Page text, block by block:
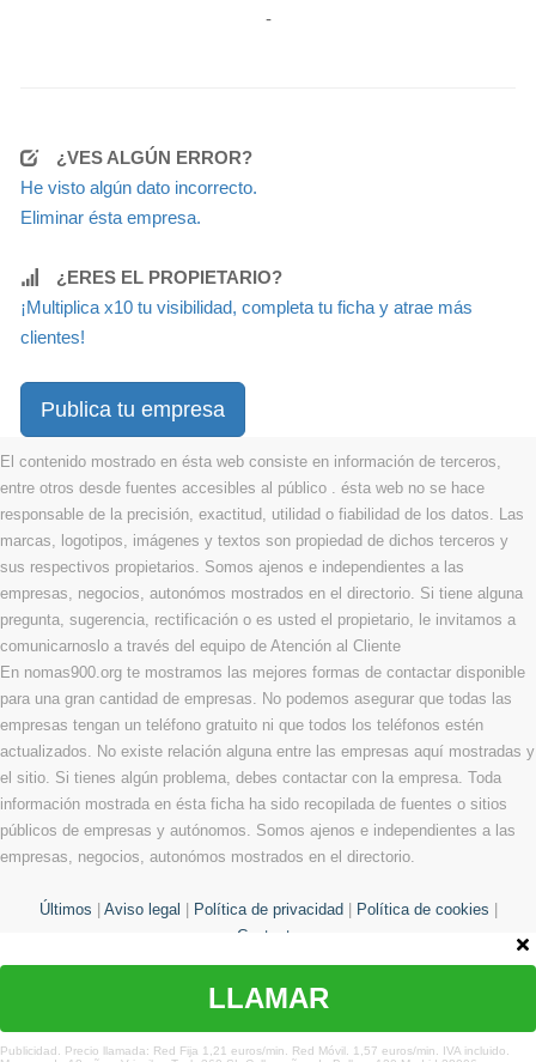
-
¿VES ALGÚN ERROR?
He visto algún dato incorrecto.
Eliminar ésta empresa.
¿ERES EL PROPIETARIO?
¡Multiplica x10 tu visibilidad, completa tu ficha y atrae más
clientes!
Publica tu empresa
El contenido mostrado en ésta web consiste en información de terceros,
entre otros desde fuentes accesibles al público . ésta web no se hace
responsable de la precisión, exactitud, utilidad o fiabilidad de los datos. Las
marcas, logotipos, imágenes y textos son propiedad de dichos terceros y
sus respectivos propietarios. Somos ajenos e independientes a las
empresas, negocios, autonómos mostrados en el directorio. Si tiene alguna
pregunta, sugerencia, rectificación o es usted el propietario, le invitamos a
comunicarnoslo a través del equipo de Atención al Cliente
En nomas900.org te mostramos las mejores formas de contactar disponible
para una gran cantidad de empresas. No podemos asegurar que todas las
empresas tengan un teléfono gratuito ni que todos los teléfonos estén
actualizados. No existe relación alguna entre las empresas aquí mostradas y
el sitio. Si tienes algún problema, debes contactar con la empresa. Toda
información mostrada en ésta ficha ha sido recopilada de fuentes o sitios
públicos de empresas y autónomos. Somos ajenos e independientes a las
empresas, negocios, autonómos mostrados en el directorio.
Últimos Aviso legal Política de privacidad Política de cookies
Contacto
¿Te hemos ayudado?
LLAMAR
Publicidad. Precio llamada: Red Fija 1,21 euros/min. Red Móvil. 1,57 euros/min. IVA incluido.